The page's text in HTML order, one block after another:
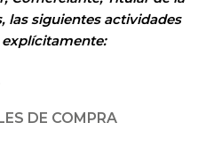
las siguientes actividades
DE COMPRA